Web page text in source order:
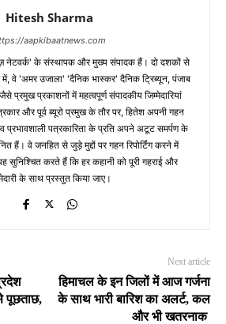
Hitesh Sharma
aapkibaatnews.com
नेटवर्क' के संस्थापक और मुख्य संपादक हैं। दो दशकों से
वे 'अमर उजाला' 'दैनिक भास्कर' दैनिक ट्रिब्यून, पंजाब
प्रमुख प्रकाशनों में महत्वपूर्ण संपादकीय जिम्मेदारियां
और पूर्व ब्यूरो प्रमुख के तौर पर, हितेश अपनी गहन
व प्रभावशाली पत्रकारिता के प्रति अपने अटूट समर्पण के
हैं। वे जनहित से जुड़े मुद्दों पर गहन रिपोर्टिंग करने में
सुनिश्चित करते हैं कि हर कहानी को पूरी गहराई और
के साथ प्रस्तुत किया जाए।
पूछताछ,
Next article
हिमाचल के इन जिलों में आज गर्जना
के साथ भारी बारिश का अलर्ट, कल
और भी खतरनाक